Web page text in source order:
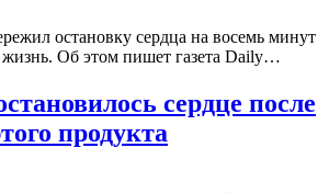
остановку сердца на восемь минут
Об этом пишет газета Daily…
сердце после
продукта